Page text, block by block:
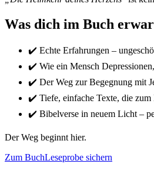
Was dich im Buch
✔️ Echte Erfahrungen –
✔️ Wie ein Mensch
✔️ Der Weg zur Begegnung mit
✔️ Tiefe, einfache Texte, die zum
✔️ Bibelverse in neuem Licht –
Der Weg beginnt hier.
Zum BuchLeseprobe sichern